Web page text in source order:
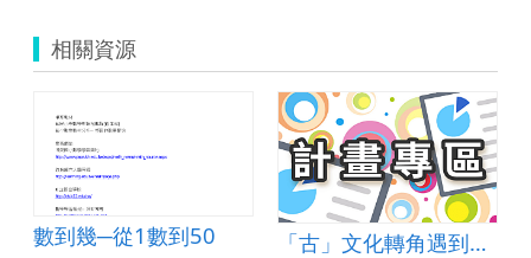
相關資源
數到幾─從1數到50 「古」文化轉角遇到「新」雲端~走讀社區之「i」志航，「迺」社區